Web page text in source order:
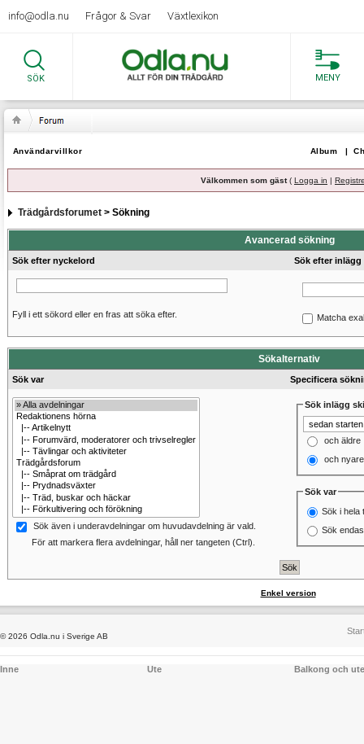
info@odla.nu Frågor & Svar Växtlexikon
SÖK MENY
Användarvillkor Album |
Välkommen som gäst( Logga in |
Trädgårdsforumet> Sökning
Avancerad sökning
Sök efter nyckelord Sök efter inlägg
Fyll i ett sökord eller en fras att söka efter. Matcha
Sökalternativ
Sök var Specificera
Sök även i underavdelningar om huvudavdelning är vald.
För att markera flera avdelningar, håll ner tangeten (Ctrl).
Sök inlägg
och äldre
och nyare
Sök var
Sök i hela
Sök
Enkel version
© 2026 Odla.nu i Sverige AB
Inne Ute Balkong och